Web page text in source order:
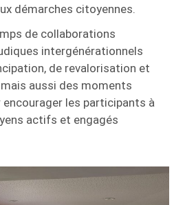
démarches citoyennes.
de collaborations
intergénérationnels
de revalorisation et
aussi des moments
les participants à
actifs et engagés